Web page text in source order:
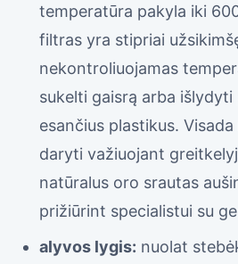
temperatūra pakyla iki
filtras yra stipriai
nekontroliuojamas
sukelti gaisrą arba
esančius plastikus.
daryti važiuojant
natūralus oro srautas
prižiūrint specialistui su
alyvos lygis: nuolat